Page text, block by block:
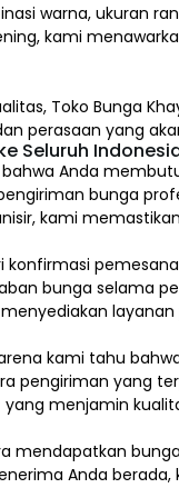
warna, ukuran
kami
Toko Bunga
perasaan yang
Seluruh
Anda
bunga
kami
bunga selama
kami tahu
pengiriman yang
menjamin
mendapatkan
Anda